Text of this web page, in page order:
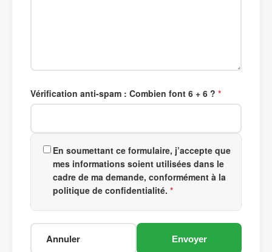
Vérification anti-spam : Combien font 6 + 6 ?
En soumettant ce formulaire, j’accepte que
mes informations soient utilisées dans le
cadre de ma demande, conformément à la
politique de confidentialité.
Annuler Envoyer